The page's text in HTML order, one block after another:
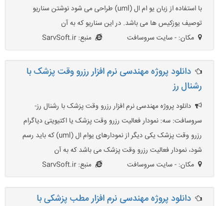
با استفاده از زبان یو ام ال (uml) طراحی می شود نوشتن سناریو
توصیف یوزکیس ها می باشد. در این سناریو که به آن
مکان: - سایت سروسافت
منبع: SarvSoft.ir
دانلود پروژه مهندسی نرم افزار رزرو وقت پزشک با
رشنال رز
دانلود پروژه مهندسی نرم افزار رزرو وقت پزشک با رشنال رز-
سروسافت: سه: نمودار فعالیت رزرو وقت پزشک یا اکتیویتی دیاگرام
رزرو وقت پزشک یکی دیگر از نمودارهای یوام ال (uml) که باید رسم
شود، نمودار فعالیت رزرو وقت پزشک می باشد که به آن
مکان: - سایت سروسافت
منبع: SarvSoft.ir
دانلود پروژه مهندسی نرم افزار مطب پزشکی با